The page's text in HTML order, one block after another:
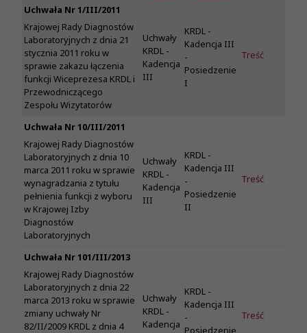
Uchwała Nr 1/III/2011
Krajowej Rady Diagnostów
Laboratoryjnych z dnia 21
stycznia 2011 roku w
sprawie zakazu łączenia
funkcji Wiceprezesa KRDL i
Przewodniczącego
Zespołu Wizytatorów
Uchwały
KRDL -
Kadencja
III
KRDL -
Kadencja III
-
Posiedzenie
I
Treść
Uchwała Nr 10/III/2011
Krajowej Rady Diagnostów
Laboratoryjnych z dnia 10
marca 2011 roku w sprawie
wynagradzania z tytułu
pełnienia funkcji z wyboru
w Krajowej Izby
Diagnostów
Laboratoryjnych
Uchwały
KRDL -
Kadencja
III
KRDL -
Kadencja III
-
Posiedzenie
II
Treść
Uchwała Nr 101/III/2013
Krajowej Rady Diagnostów
Laboratoryjnych z dnia 22
marca 2013 roku w sprawie
zmiany uchwały Nr
82/II/2009 KRDL z dnia 4
Uchwały
KRDL -
Kadencja
KRDL -
Kadencja III
-
Posiedzenie
Treść